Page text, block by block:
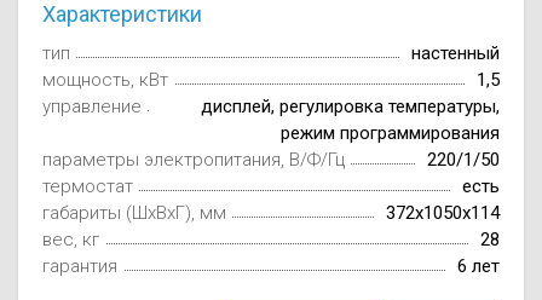
Характеристики
тип
настенный
мощность, кВт
1,5
управление
дисплей, регулировка температуры,
режим программирования
параметры электропитания, В/Ф/Гц
220/1/50
термостат
есть
габариты (ШxВxГ), мм
372x1050x114
вес, кг
28
гарантия
6 лет